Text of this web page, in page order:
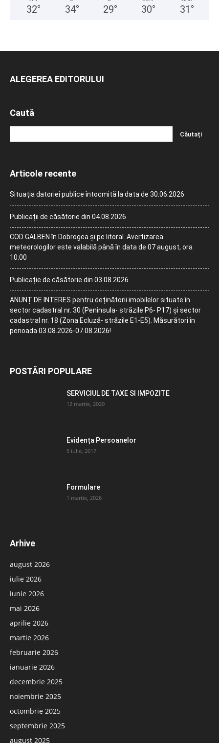
32° 34° 29° 30° 31 °
ALEGEREA EDITORULUI
Caută
Articole recente
Situația datoriei publice întocmită la data de 30.06.2026
Publicații de căsătorie din 04.08.2026
COD GALBEN în Dobrogea și pe litoral. Avertizarea
meteorologilor este valabilă până în data de 07 august, ora
10:00
Publicație de căsătorie din 03.08.2026
ANUNȚ DE INTERES pentru deținătorii imobilelor situate în
sector cadastral nr. 30 (Peninsula- străzile P6- P17) și sector
cadastral nr. 18 (Zona Ecluză- străzile E1-E5). Măsurători în
perioada 03.08.2026-07.08.2026!
POSTĂRI POPULARE
SERVICIUL DE TAXE SI IMPOZITE
12 martie, 2020
Evidența Persoanelor
5 iulie, 2017
Formulare
1 martie, 2026
Arhive
august 2026
iulie 2026
iunie 2026
mai 2026
aprilie 2026
martie 2026
februarie 2026
ianuarie 2026
decembrie 2025
noiembrie 2025
octombrie 2025
septembrie 2025
august 2025